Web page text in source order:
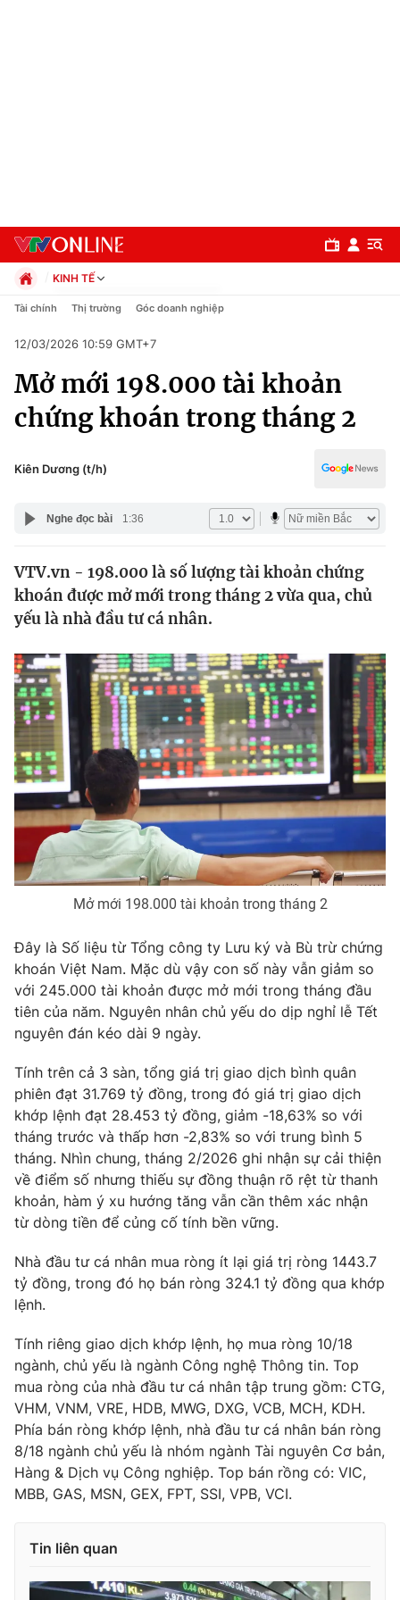
Chuyên mục
Chính trị
Pháp luật
Thế giới
Tin tức
Thế giới đó đây
Câu chuyện quốc tế
Kinh tế
Tài chính
Thị trường
Góc doanh nghiệp
Dữ liệu và đời sống
Truyền hình
Phim VTV
Hậu trường
Nhân vật
Giải sao mai
Giải trí
Điện ảnh
Đời sống
Làm đẹp
Chất lượng cuộc sống
Tuyển sinh
Học trực tuyến
Công nghệ
Hitech Công nghệ tương lai
Sản phẩm
Thị trường
Tư vấn
Giao lưu trực tuyến
Lịch phát sóng
Chuyên mục khác
Emagazine Podcast
Photo Infographic
Video Shorts video
VTV Money VTV Thể thao
VTV Sức khoẻ Bất động sản
Thị trường 24h Tấm lòng Việt
VTV4 Vươn mình bằng AI
VTV9
Liên hệ tòa soạn English
KINH TẾ
Chính trị
Pháp luật
Kinh tế
Thể thao
Truyền hình
Y tế
Công nghệ
Tài chính Thị trường Góc doanh nghiệp
12/03/2026 10:59 GMT+7
Mở mới 198.000 tài khoản
chứng khoán trong tháng 2
Kiên Dương (t/h)
Nghe đọc bài 1:36
VTV.vn - 198.000 là số lượng tài khoản chứng
khoán được mở mới trong tháng 2 vừa qua, chủ
yếu là nhà đầu tư cá nhân.
Mở mới 198.000 tài khoản trong tháng 2
Đây là Số liệu từ Tổng công ty Lưu ký và Bù trừ chứng
khoán Việt Nam. Mặc dù vậy con số này vẫn giảm so
với 245.000 tài khoản được mở mới trong tháng đầu
tiên của năm. Nguyên nhân chủ yếu do dịp nghỉ lễ Tết
nguyên đán kéo dài 9 ngày.
Tính trên cả 3 sàn, tổng giá trị giao dịch bình quân
phiên đạt 31.769 tỷ đồng, trong đó giá trị giao dịch
khớp lệnh đạt 28.453 tỷ đồng, giảm -18,63% so với
tháng trước và thấp hơn -2,83% so với trung bình 5
tháng. Nhìn chung, tháng 2/2026 ghi nhận sự cải thiện
về điểm số nhưng thiếu sự đồng thuận rõ rệt từ thanh
khoản, hàm ý xu hướng tăng vẫn cần thêm xác nhận
từ dòng tiền để củng cố tính bền vững.
Nhà đầu tư cá nhân mua ròng ít lại giá trị ròng 1443.7
tỷ đồng, trong đó họ bán ròng 324.1 tỷ đồng qua khớp
lệnh.
Tính riêng giao dịch khớp lệnh, họ mua ròng 10/18
ngành, chủ yếu là ngành Công nghệ Thông tin. Top
mua ròng của nhà đầu tư cá nhân tập trung gồm: CTG,
VHM, VNM, VRE, HDB, MWG, DXG, VCB, MCH, KDH.
Phía bán ròng khớp lệnh, nhà đầu tư cá nhân bán ròng
8/18 ngành chủ yếu là nhóm ngành Tài nguyên Cơ bản,
Hàng & Dịch vụ Công nghiệp. Top bán rồng có: VIC,
MBB, GAS, MSN, GEX, FPT, SSI, VPB, VCI.
Tin liên quan